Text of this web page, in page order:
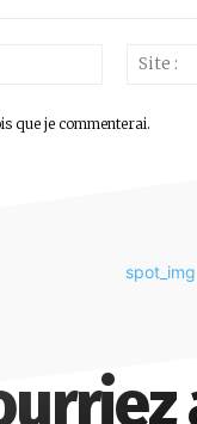
Email
que je commenterai.